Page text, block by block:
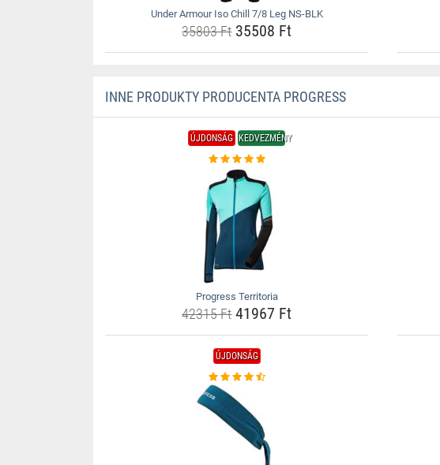
Under Armour Iso Chill 7/8 Leg NS-BLK
35803 Ft35508 Ft
INNE PRODUKTY PRODUCENTA PROGRESS
ÚJDONSÁG KEDVEZMÉNY
Progress Territoria
42315 Ft41967 Ft
ÚJDONSÁG